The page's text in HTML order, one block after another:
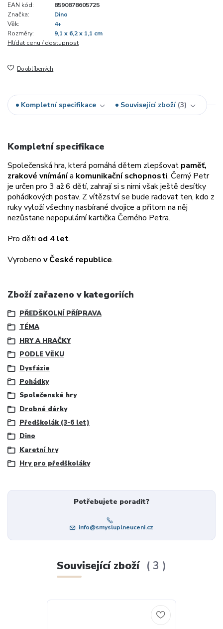
EAN kód:
8590878605725
Značka:
Dino
Věk:
4+
Rozměry:
9,1 x 6,2 x 1,1 cm
Hlídat cenu / dostupnost
Do oblíbených
Kompletní specifikace Související zboží 3
Kompletní specifikace
Společenská hra, která pomáhá dětem zlepšovat paměť,
zrakové vnímánía komunikační schopnosti. Černý Petr
je určen pro 3 až 6 dětí, zahrají si s nimi však ještě desítky
pohádkových postav. Z vítězství se bude radovat ten, kdo z
ruky vyloží všechny nasbírané dvojice a přitom na něj
nezůstane nepopulární kartička Černého Petra.
Pro děti od 4 let.
Vyrobeno v České republice.
Zboží zařazeno v kategoriích
PŘEDŠKOLNÍ PŘÍPRAVA
TÉMA
HRY A HRAČKY
PODLE VĚKU
Dysfázie
Pohádky
Společenské hry
Drobné dárky
Předškolák (3-6 let)
Dino
Karetní hry
Hry pro předškoláky
Potřebujete poradit?
info@smysluplneuceni.cz
Související zboží 3